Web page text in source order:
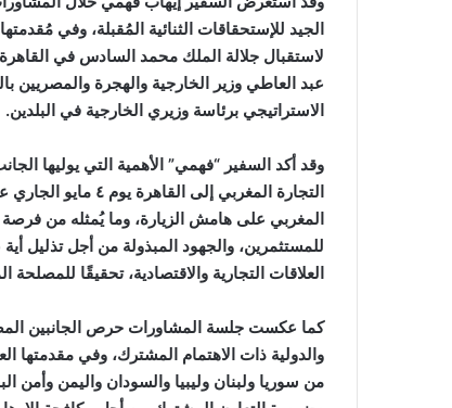
الجيد للإستحقاقات الثنائية المُقبلة، وفي
لاستقبال جلالة الملك محمد السادس في
عبد العاطي وزير الخارجية والهجرة والمصريين
الاستراتيجي برئاسة وزيري الخارجية في البلدين.
وقد أكد السفير “فهمي” الأهمية التي يوليها
التجارة المغربي
المغربي على هامش الزيارة، وما يُمثله من
للمستثمرين، والجهود المبذولة من أجل تذليل
العلاقات التجارية والاقتصادية، تحقيقًا
كما عكست جلسة المشاورات حرص الجانبين
والدولية ذات الاهتمام المشترك، وفي مقدمتها
من سوريا ولبنان وليبيا والسودان واليمن وأمن